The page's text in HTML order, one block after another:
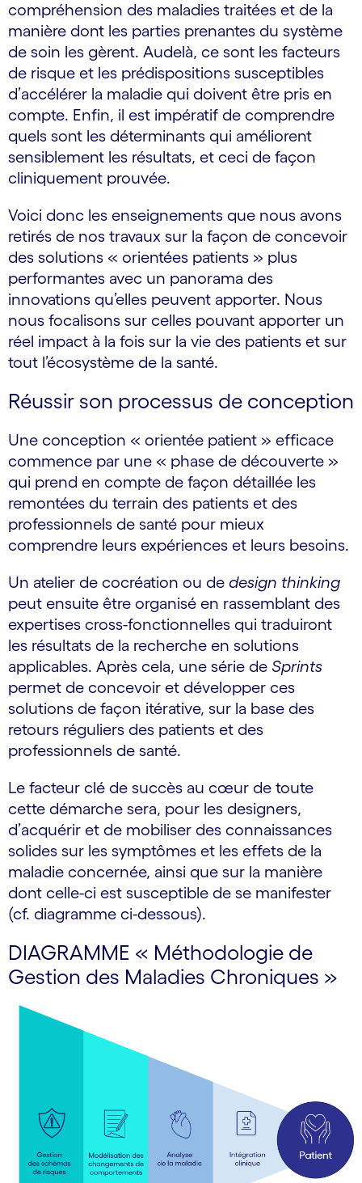
compréhension des maladies traitées et de la
manière dont les parties prenantes du système
de soin les gèrent. Au­delà, ce sont les facteurs
de risque et les prédispositions susceptibles
d’accélérer la maladie qui doivent être pris en
compte. Enfin, il est impératif de comprendre
quels sont les déterminants qui améliorent
sensiblement les résultats, et ceci de façon
cliniquement prouvée.
Voici donc les enseignements que nous avons
retirés de nos travaux sur la façon de concevoir
des solutions « orientées patients » plus
performantes avec un panorama des
innovations qu’elles peuvent apporter. Nous
nous focalisons sur celles pouvant apporter un
réel impact à la fois sur la vie des patients et sur
tout l’écosystème de la santé.
Réussir son processus de conception
Une conception « orientée patient » efficace
commence par une « phase de découverte »
qui prend en compte de façon détaillée les
remontées du terrain des patients et des
professionnels de santé pour mieux
comprendre leurs expériences et leurs besoins.
Un atelier de cocréation ou de design thinking
peut ensuite être organisé en rassemblant des
expertises cross-fonctionnelles qui traduiront
les résultats de la recherche en solutions
applicables. Après cela, une série de Sprints
permet de concevoir et développer ces
solutions de façon itérative, sur la base des
retours réguliers des patients et des
professionnels de santé.
Le facteur clé de succès au cœur de toute
cette démarche sera, pour les designers,
d’acquérir et de mobiliser des connaissances
solides sur les symptômes et les effets de la
maladie concernée, ainsi que sur la manière
dont celle-ci est susceptible de se manifester
(cf. diagramme ci-dessous).
DIAGRAMME « Méthodologie de
Gestion des Maladies Chroniques »